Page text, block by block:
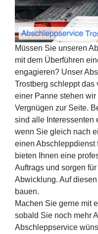
Müssen Sie unseren
mit dem Überführen
engagieren? Unser
Trostberg schleppt das
einer Panne stehen
Vergnügen zur Seite.
sind alle Interessenten
wenn Sie gleich nach
einen Abschleppdienst
bieten Ihnen eine
Auftrags und sorgen
Abwicklung. Auf
bauen.
Machen Sie gerne mit
sobald Sie noch mehr
Abschleppservice